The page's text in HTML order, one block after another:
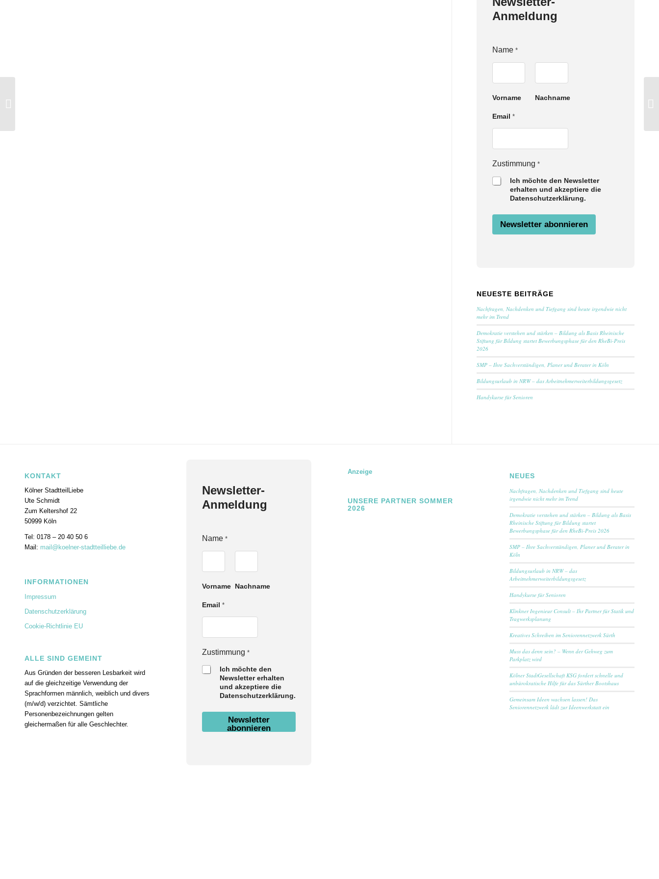
Anmeldung
Name *
Vorname Nachname
Z
m
u
n
m
Email *
Zustimmung *
Ich möchte den Newsletter
erhalten und akzeptiere die
Datenschutzerklärung.
Newsletter abonnieren
NEUESTE BEITRÄGE
Nachfragen, Nachdenken und Tiefgang sind heute irgendwie nicht
mehr im Trend
Demokratie verstehen und stärken – Bildung als Basis Rheinische
Stiftung für Bildung startet Bewerbungsphase für den RheBi-Preis
2026
SMP – Ihre Sachverständigen, Planer und Berater in Köln
Bildungsurlaub in NRW – das Arbeitnehmerweiterbildungsgesetz
Handykurse für Senioren
KONTAKT
Kölner StadtteilLiebe
Ute Schmidt
Zum Keltershof 22
50999 Köln
Tel: 0178 – 20 40 50 6
Mail: mail@koelner-stadtteilliebe.de
INFORMATIONEN
Impressum
Datenschutzerklärung
Cookie-Richtlinie EU
ALLE SIND GEMEINT
Aus Gründen der besseren Lesbarkeit wird
auf die gleichzeitige Verwendung der
Sprachformen männlich, weiblich und divers
(m/w/d) verzichtet. Sämtliche
Personenbezeichnungen gelten
gleichermaßen für alle Geschlechter.
Newsletter-
Anmeldung
E
l
N
a
e
Z
s
i
Name *
Vorname Nachname
Email *
Zustimmung *
Ich möchte den
Newsletter erhalten
und akzeptiere die
Datenschutzerklärung.
Newsletter
abonnieren
Anzeige
UNSERE PARTNER SOMMER
2026
NEUES
Nachfragen, Nachdenken und Tiefgang sind heute
irgendwie nicht mehr im Trend
Demokratie verstehen und stärken – Bildung als Basis
Rheinische Stiftung für Bildung startet
Bewerbungsphase für den RheBi-Preis 2026
SMP – Ihre Sachverständigen, Planer und Berater in
Köln
Bildungsurlaub in NRW – das
Arbeitnehmerweiterbildungsgesetz
Handykurse für Senioren
Klinkner Ingenieur Consult – Ihr Partner für Statik und
Tragwerksplanung
Kreatives Schreiben im Seniorennetzwerk Sürth
Muss das denn sein? – Wenn der Gehweg zum
Parkplatz wird
Kölner StadtGesellschaft KSG fordert schnelle und
unbürokratische Hilfe für das Sürther Bootshaus
Gemeinsam Ideen wachsen lassen! Das
Seniorennetzwerk lädt zur Ideenwerkstatt ein